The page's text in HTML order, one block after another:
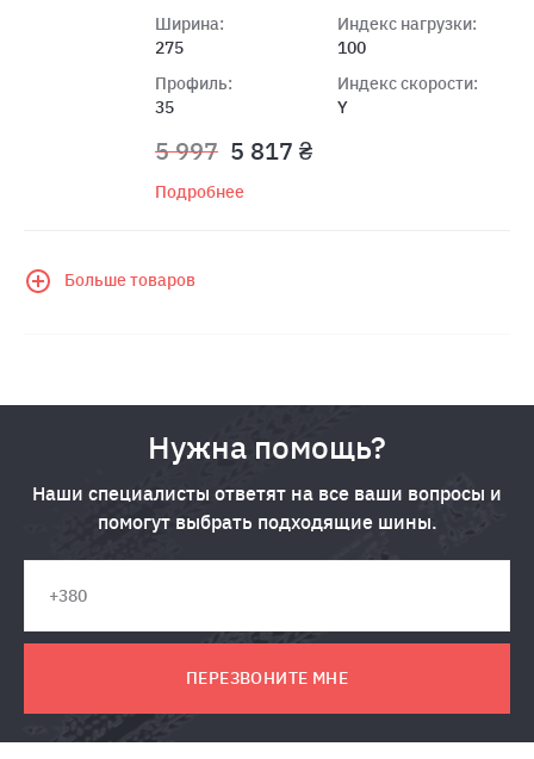
Ширина:
275
Профиль:
35
Индекс нагрузки:
100
Индекс скорости:
Y
5 997 5 817 ₴
Подробнее
Больше товаров
Нужна помощь?
Наши специалисты ответят на все ваши вопросы и
помогут выбрать подходящие шины.
ПЕРЕЗВОНИТЕ МНЕ